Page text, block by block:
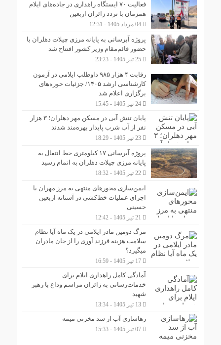
فعالیت ۷۰ ایستگاه راهداری در جاده‌های ایلام
همزمان با تردد زائران اربعین
04 مرداد 1405 - 12:31
پروژه آبرسانی به پایانه مرزی چیلات دهلران با
حضور قائم‌مقام وزیر کشور افتتاح شد
25 تیر 1405 - 23:23
رقابت ۴ هزار ۹۸۵ داوطلب ایلامی در آزمون
کارشناسی ارشد ۱۴۰۵/ جزئیات حوزه‌های
برگزاری اعلام شد
24 تیر 1405 - 15:45
پایان تنش آبی در مسکن مهر دهلران؛ ۳ هزار
نفر از آب شرب پایدار بهره‌مند شدند
23 تیر 1405 - 18:29
پروژه آبرسانی ۱۷ کیلومتری خط انتقال به
پایانه مرزی چیلات دهلران به اتمام رسید
22 تیر 1405 - 18:32
ایمن‌سازی محورهای منتهی به مرز مهران با
اجرای عملیات خط‌کشی در آستانه اربعین
حسینی
مرگ دومین مادر ایلامی در یک ماه آیا نظام
سلامت هزینه فرزند آوری را از جان مادران
میگیرد؟
17 تیر 1405 - 16:59
آمادگی کامل راهداری ایلام برای
خدمات‌رسانی به زائران مراسم وداع با رهبر
شهید
13 تیر 1405 - 13:34
رهاسازی آب از سد مخزنی میمه
07 تیر 1405 - 15:33